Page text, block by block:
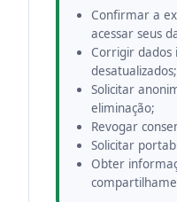
Confirmar a
acessar seus
Corrigir dados
desatualizados;
Solicitar
eliminação;
Revogar
Solicitar
Obter